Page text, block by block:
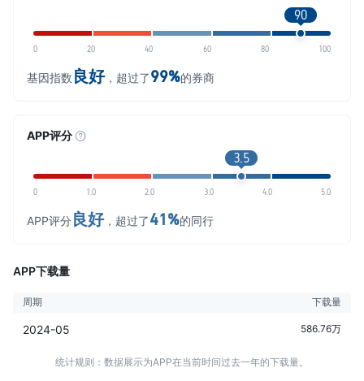
90
0 20 40 60 80 100
基因指数 良好，超过了99%的券商
APP评分
3.5
0 1.0 2.0 3.0 4.0 5.0
APP评分良好，超过了41%的同行
APP下载量
周期 下载量
2024-05 586.76万
统计规则：数据展示为APP在当前时间过去一年的下载量。